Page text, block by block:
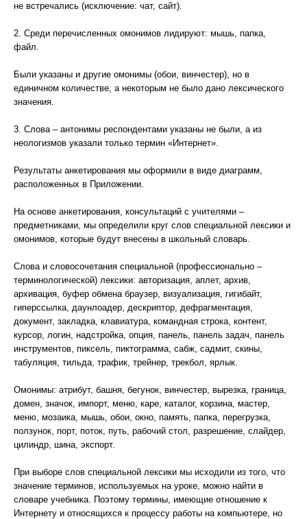
не встречались (исключение: чат, сайт).
2. Среди перечисленных омонимов лидируют: мышь, папка,
файл.
Были указаны и другие омонимы (обои, винчестер), но в
единичном количестве, а некоторым не было дано лексического
значения.
3. Слова – антонимы респондентами указаны не были, а из
неологизмов указали только термин «Интернет».
Результаты анкетирования мы оформили в виде диаграмм,
расположенных в Приложении.
На основе анкетирования, консультаций с учителями –
предметниками, мы определили круг слов специальной лексики и
омонимов, которые будут внесены в школьный словарь.
Слова и словосочетания специальной (профессионально –
терминологической) лексики: авторизация, аплет, архив,
архивация, буфер обмена браузер, визуализация, гигибайт,
гиперссылка, даунлоадер, дескриптор, дефрагментация,
документ, закладка, клавиатура, командная строка, контент,
курсор, логин, надстройка, опция, панель, панель задач, панель
инструментов, пиксель, пиктограмма, сабж, садмит, скины,
табуляция, тильда, трафик, трейнер, трекбол, ярлык.
Омонимы: атрибут, башня, бегунок, винчестер, вырезка, граница,
домен, значок, импорт, меню, каре, каталог, корзина, мастер,
меню, мозаика, мышь, обои, окно, память, папка, перегрузка,
ползунок, порт, поток, путь, рабочий стол, разрешение, слайдер,
цилиндр, шина, экспорт.
При выборе слов специальной лексики мы исходили из того, что
значение терминов, используемых на уроке, можно найти в
словаре учебника. Поэтому термины, имеющие отношение к
Интернету и относящихся к процессу работы на компьютере, но